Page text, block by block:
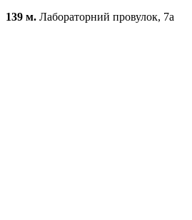
139 м. Лабораторний провулок, 7a